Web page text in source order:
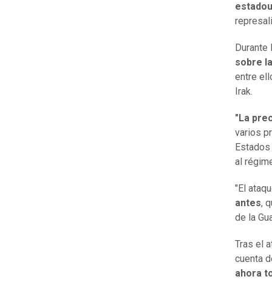
Durante
sobre
entre
Irak.
"La
varios
al
"El
antes,
de la
Tras el
cuenta
ahora